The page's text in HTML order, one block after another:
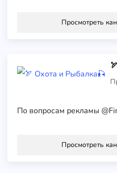
Просмотреть
По вопросам рекламы
Просмотреть